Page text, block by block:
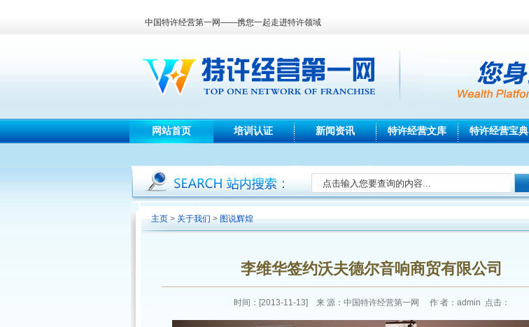
中国特许经营第一网——携您一起走进特许领域
网站首页 培训认证 新闻资讯 特许经营文库 特许经营宝典
主页 > 关于我们 > 图说辉煌
李维华签约沃夫德尔音响商贸有限公司
时间：[2013-11-13] 来 源：中国特许经营第一网 作 者：admin 点击：